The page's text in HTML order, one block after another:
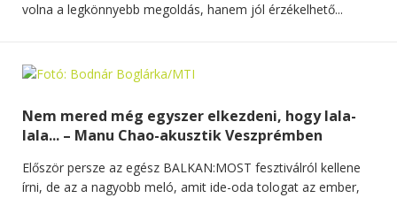
volna a legkönnyebb megoldás, hanem jól érzékelhető...
Nem mered még egyszer elkezdeni, hogy lala-
lala... – Manu Chao-akusztik Veszprémben
Először persze az egész BALKAN:MOST fesztiválról kellene
írni, de az a nagyobb meló, amit ide-oda tologat az ember,